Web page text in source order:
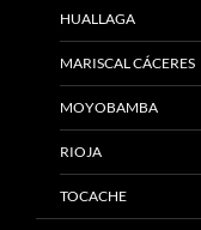
HUALLAGA
MARISCAL CÁCERES
MOYOBAMBA
RIOJA
TOCACHE